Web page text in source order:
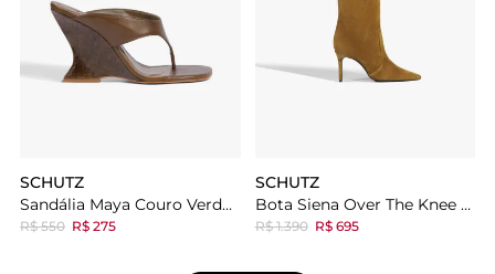
SCHUTZ
Sandália Maya Couro Verde Oliva
R$ 550 R$ 275
SCHUTZ
Bota Siena Over The Knee Couro Marrom
R$ 1.390 R$ 695